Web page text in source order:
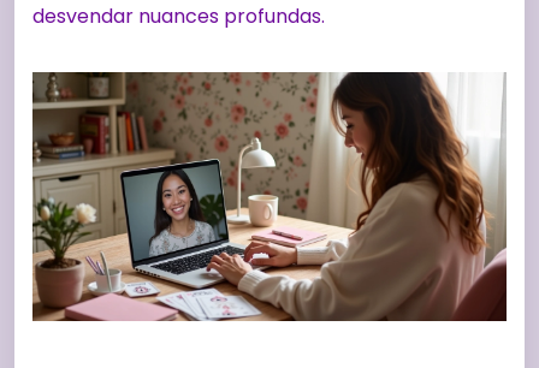
desvendar nuances profundas.